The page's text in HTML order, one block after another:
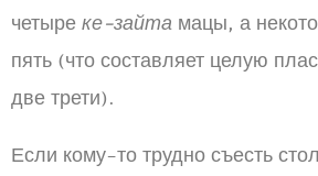
четыре ке-зайта мацы, а
пять (что составляет целую
две трети).
Если кому-то трудно съесть